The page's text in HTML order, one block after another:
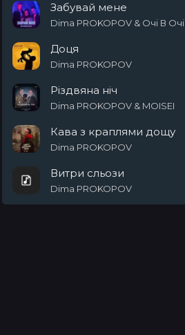
Забувай мене
Dima PROKOPOV & Очі В Очі
Доця
Dima PROKOPOV
Різдвяна ніч
Dima PROKOPOV & MOISEI
Кава з краплями дощу
Dima PROKOPOV
Витри сльози
Dima PROKOPOV